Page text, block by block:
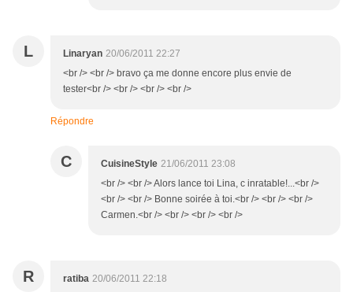
L Linaryan 20/06/2011 22:27
<br /> <br /> bravo ça me donne encore plus envie de
tester<br /> <br /> <br /> <br />
Répondre
C CuisineStyle 21/06/2011 23:08
<br /> <br /> Alors lance toi Lina, c inratable!...<br />
<br /> <br /> Bonne soirée à toi.<br /> <br /> <br />
Carmen.<br /> <br /> <br /> <br />
R ratiba 20/06/2011 22:18